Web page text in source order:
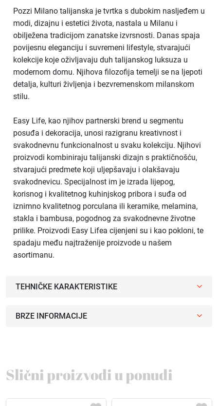
Pozzi Milano talijanska je tvrtka s dubokim nasljeđem u
modi, dizajnu i estetici života, nastala u Milanu i
obilježena tradicijom zanatske izvrsnosti. Danas spaja
povijesnu eleganciju i suvremeni lifestyle, stvarajući
kolekcije koje oživljavaju duh talijanskog luksuza u
modernom domu. Njihova filozofija temelji se na ljepoti
detalja, kulturi življenja i bezvremenskom milanskom
stilu.
Easy Life, kao njihov partnerski brend u segmentu
posuđa i dekoracija, unosi razigranu kreativnost i
svakodnevnu funkcionalnost u svaku kolekciju. Njihovi
proizvodi kombiniraju talijanski dizajn s praktičnošću,
stvarajući predmete koji uljepšavaju i olakšavaju
svakodnevicu. Specijalnost im je izrada lijepog,
korisnog i kvalitetnog kuhinjskog pribora i suđa od
iznimno kvalitetnog porculana ili keramike, melamina,
stakla i bambusa, pogodnog za svakodnevne životne
prilike. Proizvodi Easy Lifea cijenjeni su i kao pokloni, te
spadaju među najtraženije proizvode u našem
asortimanu.
TEHNIČKE KARAKTERISTIKE
BRZE INFORMACIJE
Slični proizvodi u ponudi